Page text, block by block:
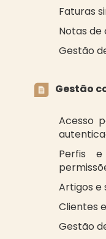
Faturas
Notas
Gestão
Gestão
Acesso
Perfis
Artigos e
Clientes
Gestão